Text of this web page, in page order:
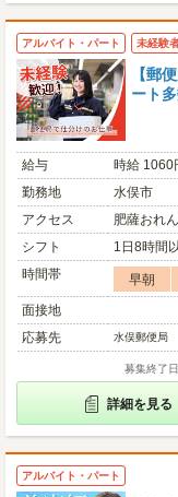
アルバイト・パート 未経験
【郵
ート
給与
時給 1060
勤務地
水俣市
アクセス
肥薩おれ
シフト
1日8時間
時間帯
早朝
面接地
応募先
水俣郵便局
募集終了
詳細を見る
アルバイト・パート